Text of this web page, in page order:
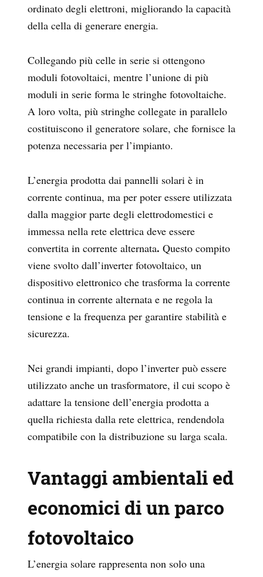
ordinato degli elettroni, migliorando la capacità
della cella di generare energia.
Collegando più celle in serie si ottengono
moduli fotovoltaici, mentre l’unione di più
moduli in serie forma le stringhe fotovoltaiche.
A loro volta, più stringhe collegate in parallelo
costituiscono il generatore solare, che fornisce la
potenza necessaria per l’impianto.
L’energia prodotta dai pannelli solari è in
corrente continua, ma per poter essere utilizzata
dalla maggior parte degli elettrodomestici e
immessa nella rete elettrica deve essere
convertita in corrente alternata. Questo compito
viene svolto dall’inverter fotovoltaico, un
dispositivo elettronico che trasforma la corrente
continua in corrente alternata e ne regola la
tensione e la frequenza per garantire stabilità e
sicurezza.
Nei grandi impianti, dopo l’inverter può essere
utilizzato anche un trasformatore, il cui scopo è
adattare la tensione dell’energia prodotta a
quella richiesta dalla rete elettrica, rendendola
compatibile con la distribuzione su larga scala.
Vantaggi ambientali ed
economici di un parco
fotovoltaico
L’energia solare rappresenta non solo una